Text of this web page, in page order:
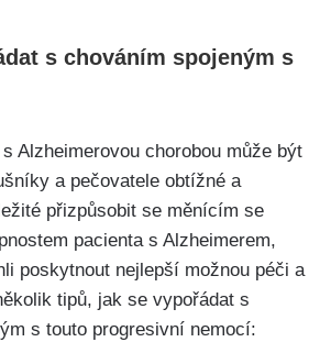
s chováním spojeným s
Alzheimerovou chorobou může být
a pečovatele obtížné a
přizpůsobit se měnícím se
pacienta s Alzheimerem,
poskytnout nejlepší možnou péči a
tipů, jak se vypořádat s
s touto progresivní nemocí: